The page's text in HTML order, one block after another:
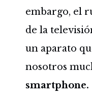
embargo, el
de la
un aparato
nosotros
smartphone.